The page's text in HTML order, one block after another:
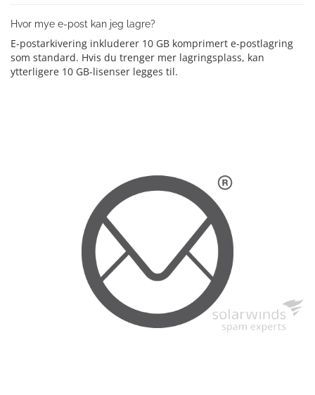
Hvor mye e-post kan jeg lagre?
E-postarkivering inkluderer 10 GB komprimert e-postlagring
som standard. Hvis du trenger mer lagringsplass, kan
ytterligere 10 GB-lisenser legges til.